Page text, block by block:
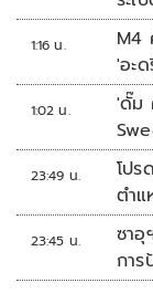
1:16 น.
M4
'อะ
1:02 น.
'ดั๊ม
23:49 น.
โป
ตำแ
'พล
23:45 น.
ซา
การ